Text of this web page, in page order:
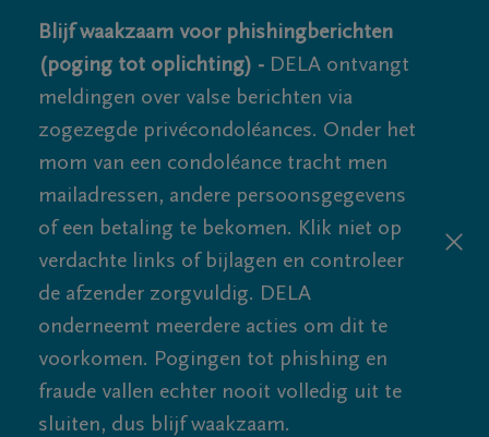
Blijf waakzaam voor phishingberichten
(poging tot oplichting) - DELA ontvangt
meldingen over valse berichten via
zogezegde privécondoléances. Onder het
mom van een condoléance tracht men
mailadressen, andere persoonsgegevens
of een betaling te bekomen. Klik niet op
verdachte links of bijlagen en controleer
de afzender zorgvuldig. DELA
onderneemt meerdere acties om dit te
voorkomen. Pogingen tot phishing en
fraude vallen echter nooit volledig uit te
sluiten, dus blijf waakzaam.